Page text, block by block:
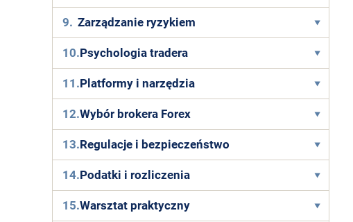
9. Zarządzanie ryzykiem
10.Psychologia tradera
11.Platformy i narzędzia
12.Wybór brokera Forex
13.Regulacje i bezpieczeństwo
14.Podatki i rozliczenia
15.Warsztat praktyczny